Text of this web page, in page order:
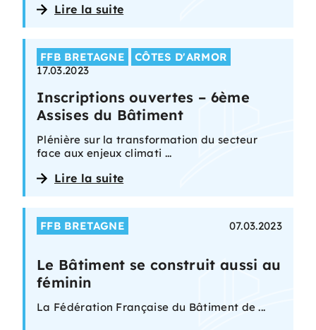
Lire la suite
FFB BRETAGNE
CÔTES D'ARMOR
17.03.2023
Inscriptions ouvertes – 6ème
Assises du Bâtiment
Plénière sur la transformation du secteur
face aux enjeux climati ...
Lire la suite
FFB BRETAGNE 07.03.2023
Le Bâtiment se construit aussi au
féminin
La Fédération Française du Bâtiment de ...